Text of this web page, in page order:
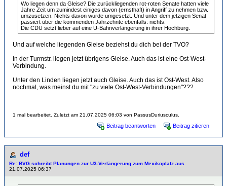
Wo liegen denn da Gleise? Die zurückliegenden rot-roten Senate hatten viele
Jahre Zeit um zumindest einiges davon (ernsthaft) in Angriff zu nehmen bzw.
umzusetzen. Nichts davon wurde umgesetzt. Und unter dem jetzigen Senat
passiert über die kommenden Jahrzehnte ebenfalls: nichts.
Die CDU setzt lieber auf eine U-Bahnverlängerung in ihrer Hochburg.
Und auf welche liegenden Gleise beziehst du dich bei der TVO?
In der Turmstr. liegen jetzt übrigens Gleise. Auch das ist eine Ost-West-
Verbindung.
Unter den Linden liegen jetzt auch Gleise. Auch das ist Ost-West. Also
nochmal, was meinst du mit "zu viele Ost-West-Verbindungen"???
1 mal bearbeitet. Zuletzt am 21.07.2025 06:03 von PassusDuriusculus.
Beitrag beantworten Beitrag zitieren
def
Re: BVG schreibt Planungen zur U3-Verlängerung zum Mexikoplatz aus
21.07.2025 06:37